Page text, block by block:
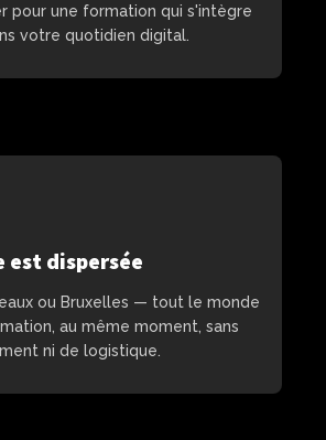
pour une formation qui s'intègre
votre quotidien digital.
est dispersée
ou Bruxelles — tout le monde
au même moment, sans
ni de logistique.